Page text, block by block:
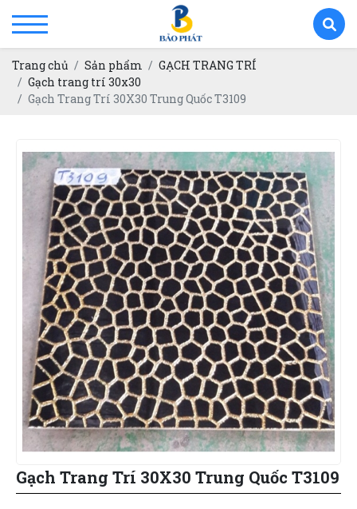
Trang chủ Sản phẩm
GẠCH TRANG TRÍ
Gạch trang trí 30x30
Gạch Trang Trí 30X30 Trung Quốc T3109
Gạch Trang Trí 30X30 Trung Quốc T3109